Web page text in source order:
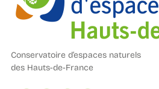
Conservatoire d’espaces naturels
des Hauts-de-France